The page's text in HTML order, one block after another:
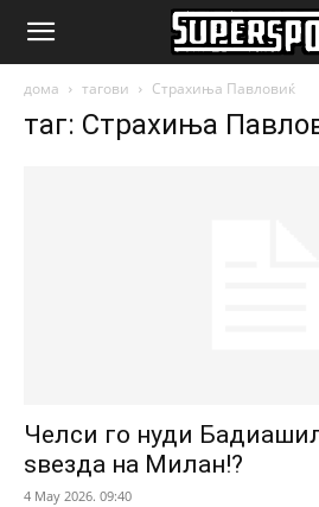
SuperSport.mk
дома тагови Страхиња Павловиќ
таг: Страхиња
Челси го нуди
ѕвезда на Милан!?
4 May 2026. 09:40